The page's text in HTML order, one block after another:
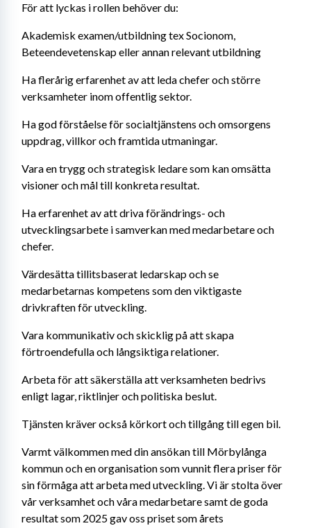
För att lyckas i rollen behöver du:
Akademisk examen/utbildning tex Socionom,
Beteendevetenskap eller annan relevant utbildning
Ha flerårig erfarenhet av att leda chefer och större
verksamheter inom offentlig sektor.
Ha god förståelse för socialtjänstens och omsorgens
uppdrag, villkor och framtida utmaningar.
Vara en trygg och strategisk ledare som kan omsätta
visioner och mål till konkreta resultat.
Ha erfarenhet av att driva förändrings- och
utvecklingsarbete i samverkan med medarbetare och
chefer.
Värdesätta tillitsbaserat ledarskap och se
medarbetarnas kompetens som den viktigaste
drivkraften för utveckling.
Vara kommunikativ och skicklig på att skapa
förtroendefulla och långsiktiga relationer.
Arbeta för att säkerställa att verksamheten bedrivs
enligt lagar, riktlinjer och politiska beslut.
Tjänsten kräver också körkort och tillgång till egen bil.
Varmt välkommen med din ansökan till Mörbylånga
kommun och en organisation som vunnit flera priser för
sin förmåga att arbeta med utveckling. Vi är stolta över
vår verksamhet och våra medarbetare samt de goda
resultat som 2025 gav oss priset som årets